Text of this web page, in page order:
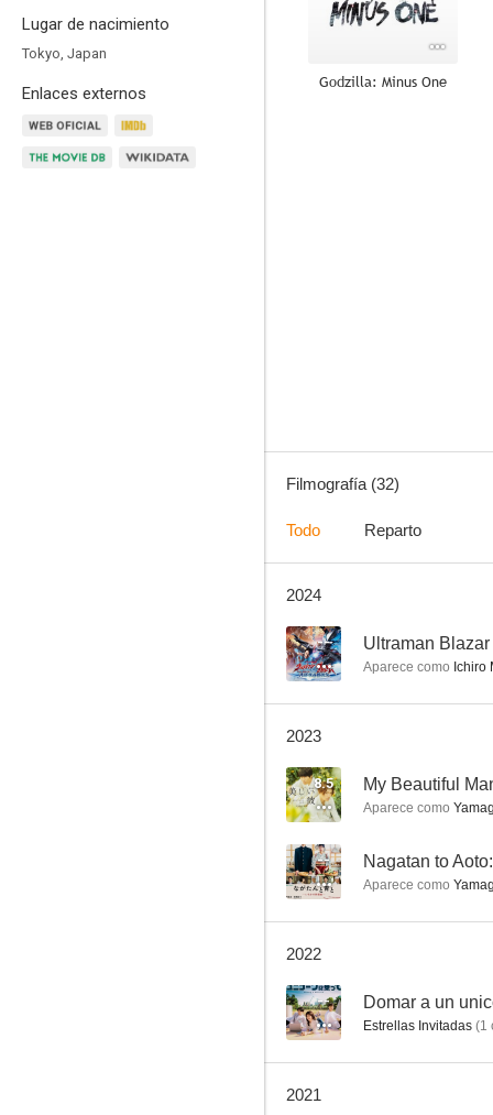
Lugar de nacimiento
Tokyo, Japan
Enlaces externos
Godzilla: Minus One
Space Battleship Yamato
--
Ultraman Blazar the Movie: Tokyo Kaiju Showdown
--
Filmografía (32)
Todo Reparto
2024
--
Aparece como Ichiro
2023
8.5 My Beautiful
Aparece como
--
Aparece como
2022
-- Domar a un
Estrellas Invitadas (1
2021